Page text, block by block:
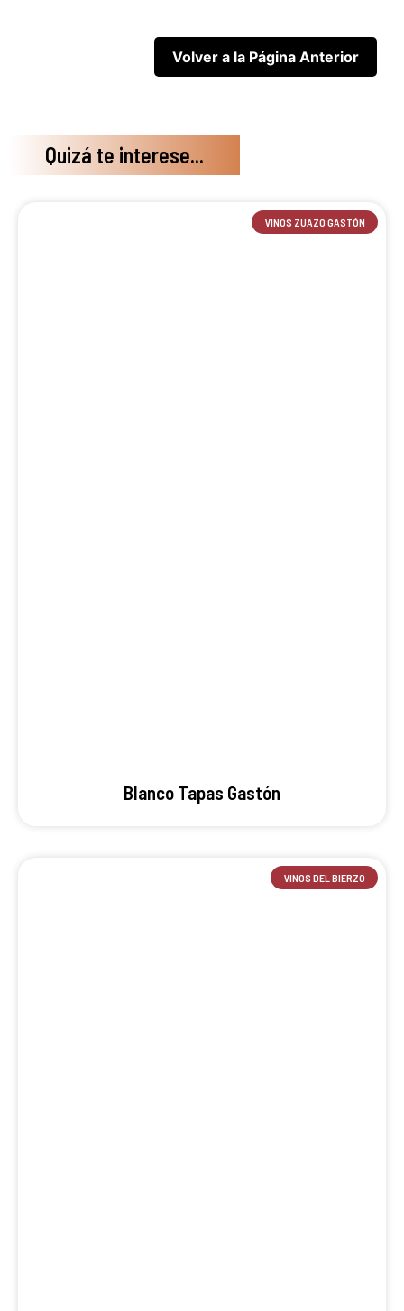
Quizá te interese...
VINOS ZUAZO GASTÓN
Blanco Tapas Gastón
VINOS DEL BIERZO